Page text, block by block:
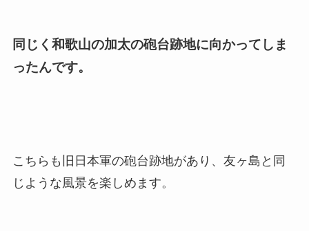
同じく和歌山の加太の砲台跡地に向かってしま
ったんです。
こちらも旧日本軍の砲台跡地があり、友ヶ島と同
じような風景を楽しめます。